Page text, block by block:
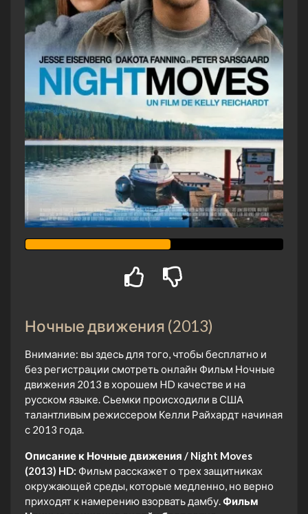
Ночные движения (2013)
Внимание: вы здесь для того, чтобы бесплатно и
без регистрации смотреть онлайн Фильм Ночные
движения 2013 в хорошем HD качестве и на
русском языке. Сьемки происходили в США
талантливым режиссером Келли Райхардт начиная
с 2013 года.
Описание к Ночные движения / Night Moves
(2013) HD: Фильм расскажет о трех защитниках
окружающей среды, которые медленно, но верно
приходят к намерению взорвать дамбу.Фильм